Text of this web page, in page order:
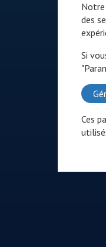
des
Si
Ces